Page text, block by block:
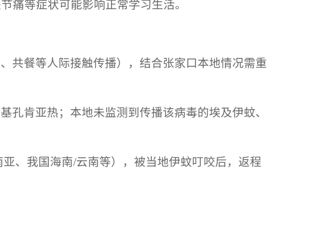
痛等症状可能影响正常学习生活。
共餐等人际接触传播），结合张家口本地情况需重
孔肯亚热；本地未监测到传播该病毒的埃及伊蚊、
、我国海南/云南等），被当地伊蚊叮咬后，返程